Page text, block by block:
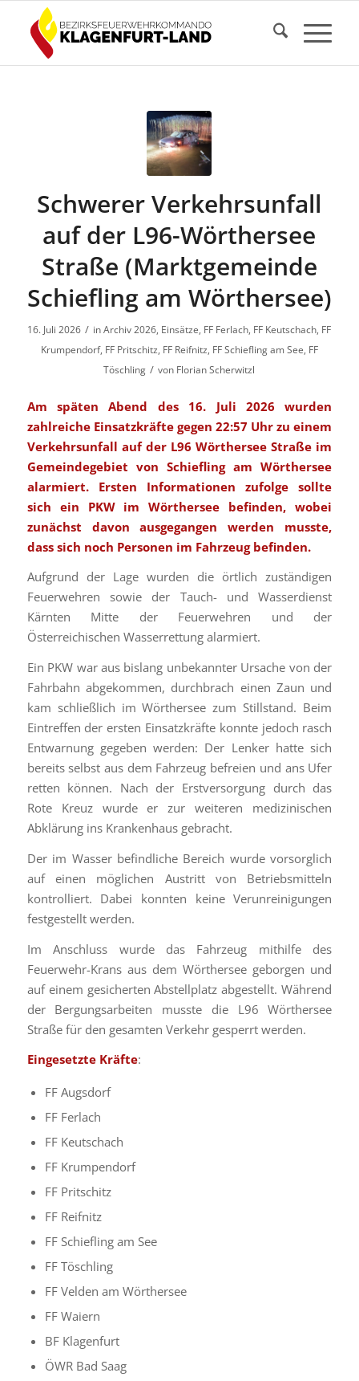
Schwerer Verkehrsunfall
auf der L96-Wörthersee
Straße (Marktgemeinde
Schiefling am Wörthersee)
16. Juli 2026 / inArchiv 2026, Einsätze, FF Ferlach, FF Keutschach, FF
Krumpendorf, FF Pritschitz, FF Reifnitz, FF Schiefling am See, FF
Töschling / von Florian Scherwitzl
Am späten Abend des 16. Juli 2026 wurden
zahlreiche Einsatzkräfte gegen 22:57 Uhr zu einem
Verkehrsunfall auf der L96 Wörthersee Straße im
Gemeindegebiet von Schiefling am Wörthersee
alarmiert. Ersten Informationen zufolge sollte
sich ein PKW im Wörthersee befinden, wobei
zunächst davon ausgegangen werden musste,
dass sich noch Personen im Fahrzeug befinden.
Aufgrund der Lage wurden die örtlich zuständigen
Feuerwehren sowie der Tauch- und Wasserdienst
Kärnten Mitte der Feuerwehren und der
Österreichischen Wasserrettung alarmiert.
Ein PKW war aus bislang unbekannter Ursache von der
Fahrbahn abgekommen, durchbrach einen Zaun und
kam schließlich im Wörthersee zum Stillstand. Beim
Eintreffen der ersten Einsatzkräfte konnte jedoch rasch
Entwarnung gegeben werden: Der Lenker hatte sich
bereits selbst aus dem Fahrzeug befreien und ans Ufer
retten können. Nach der Erstversorgung durch das
Rote Kreuz wurde er zur weiteren medizinischen
Abklärung ins Krankenhaus gebracht.
Der im Wasser befindliche Bereich wurde vorsorglich
auf einen möglichen Austritt von Betriebsmitteln
kontrolliert. Dabei konnten keine Verunreinigungen
festgestellt werden.
Im Anschluss wurde das Fahrzeug mithilfe des
Feuerwehr-Krans aus dem Wörthersee geborgen und
auf einem gesicherten Abstellplatz abgestellt. Während
der Bergungsarbeiten musste die L96 Wörthersee
Straße für den gesamten Verkehr gesperrt werden.
Eingesetzte Kräfte:
FF Augsdorf
FF Ferlach
FF Keutschach
FF Krumpendorf
FF Pritschitz
FF Reifnitz
FF Schiefling am See
FF Töschling
FF Velden am Wörthersee
FF Waiern
BF Klagenfurt
ÖWR Bad Saag